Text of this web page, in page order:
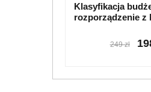
Klasyfikacja
rozporządzenie z
249 zł